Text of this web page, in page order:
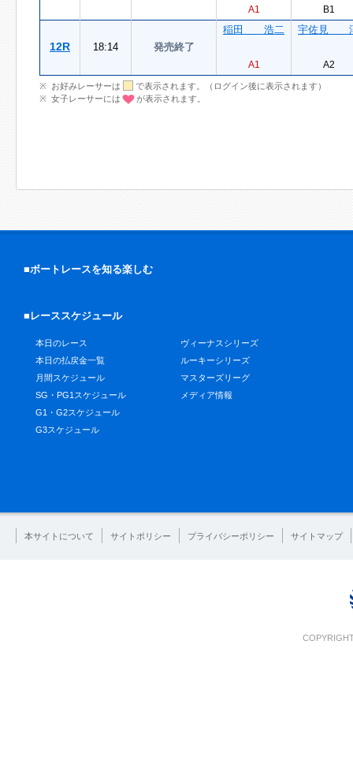
A1 B1
12R 18:14 発売終了
稲田 浩二
A1
宇佐見
A2
お好みレーサーは
で表示されます。（ログイン後に表示されます）
女子レーサーには
が表示されます。
■ボートレースを知る楽しむ
■レーススケジュール
本日のレース
本日の払戻金一覧
月間スケジュール
SG・PG1スケジュール
G1・G2スケジュール
G3スケジュール
ヴィーナスシリーズ
ルーキーシリーズ
マスターズリーグ
メディア情報
本サイトについて サイトポリシー プライバシーポリシー サイトマップ